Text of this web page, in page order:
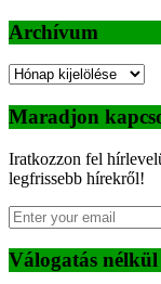
Archívum
Archívum
Maradjon
Iratkozzon fel
legfrissebb hírekről!
Válogatás nélkül